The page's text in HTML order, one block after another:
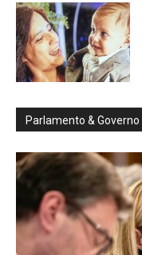
Parlamento & Governo